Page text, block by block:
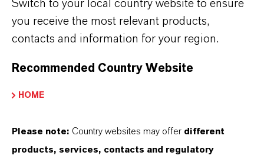
特別項目を除いたEBITDAマージンは前年の
15.3%から13.2%に低下しました。
建設業界およびエレクトロニクス業界の需要
Switch to your local country website to ensure
you receive the most relevant products,
contacts and information for your region.
Recommended Country Website
HOME
Please note: Country websites may offer different
products, services, contacts and regulatory